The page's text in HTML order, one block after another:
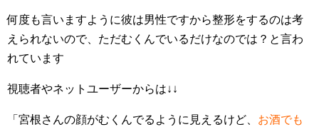
何度も言いますように彼は男性ですから整形をするのは考
えられないので、ただむくんでいるだけなのでは？と言わ
れています
視聴者やネットユーザーからは↓↓
「宮根さんの顔がむくんでるように見えるけど、 お酒でも